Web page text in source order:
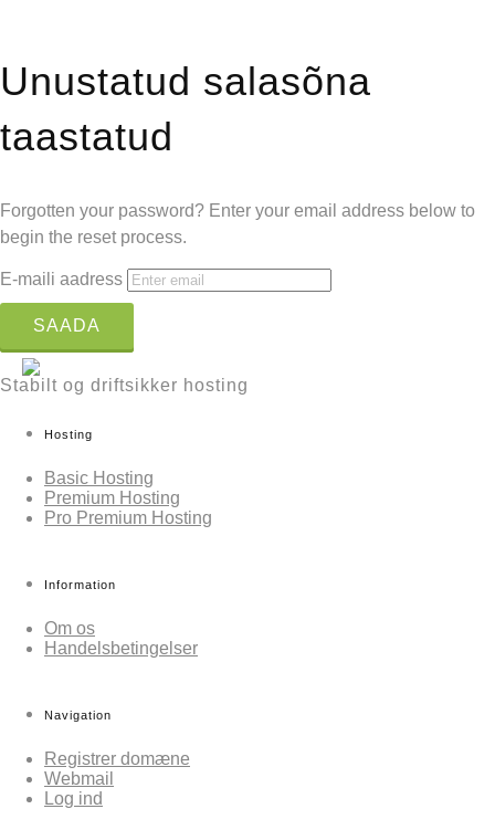
Unustatud salasõna
taastatud
Forgotten your password? Enter your email address below to
begin the reset process.
E-maili aadress
SAADA
Stabilt og driftsikker hosting
Hosting
Basic Hosting
Premium Hosting
Pro Premium Hosting
Information
Om os
Handelsbetingelser
Navigation
Registrer domæne
Webmail
Log ind